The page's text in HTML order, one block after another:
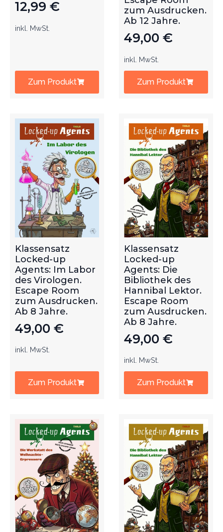
12,99 €
inkl. MwSt.
Zum Produkt
zum Ausdrucken.
Ab 12 Jahre.
49,00 €
inkl. MwSt.
Zum Produkt
Klassensatz
Locked-up
Agents: Im Labor
des Virologen.
Escape Room
zum Ausdrucken.
Ab 8 Jahre.
49,00 €
inkl. MwSt.
Zum Produkt
Klassensatz
Locked-up
Agents: Die
Bibliothek des
Hannibal Lektor.
Escape Room
zum Ausdrucken.
Ab 8 Jahre.
49,00 €
inkl. MwSt.
Zum Produkt